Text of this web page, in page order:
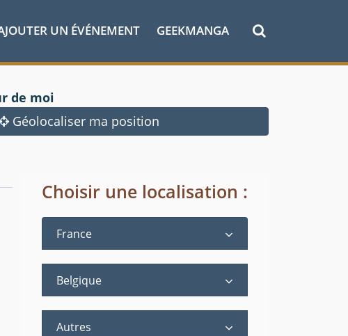
UN ÉVÉNEMENT GEEKMANGA
de moi
Géolocaliser ma position
Choisir une localisation :
France
Belgique
Autres